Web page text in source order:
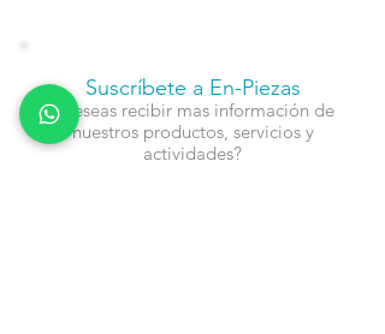
Suscríbete a En-Piezas
¿Deseas recibir mas información de
nuestros productos, servicios y
actividades?